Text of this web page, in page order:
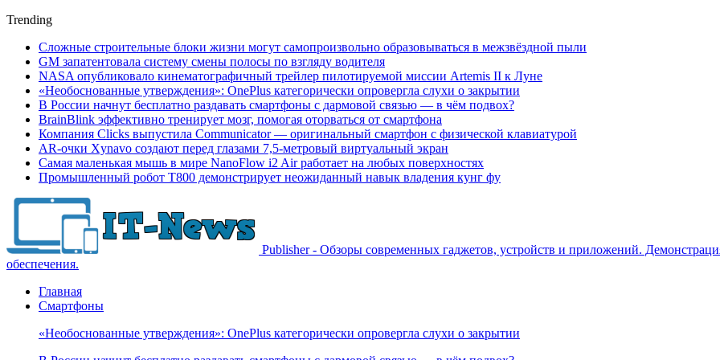
Trending
Сложные строительные блоки жизни могут самопроизвольно образовываться в межзвёздной пыли
GM запатентовала систему смены полосы по взгляду водителя
NASA опубликовало кинематографичный трейлер пилотируемой миссии Artemis II к Луне
«Необоснованные утверждения»: OnePlus категорически опровергла слухи о закрытии
В России начнут бесплатно раздавать смартфоны с дармовой связью — в чём подвох?
BrainBlink эффективно тренирует мозг, помогая оторваться от смартфона
Компания Clicks выпустила Communicator — оригинальный смартфон с физической клавиатурой
AR-очки Xynavo создают перед глазами 7,5-метровый виртуальный экран
Самая маленькая мышь в мире NanoFlow i2 Air работает на любых поверхностях
Промышленный робот Т800 демонстрирует неожиданный навык владения кунг фу
Publisher - Обзоры современных гаджетов, устройств и приложений.
обеспечения.
Главная
Смартфоны
«Необоснованные утверждения»: OnePlus категорически опровергла слухи о закрытии